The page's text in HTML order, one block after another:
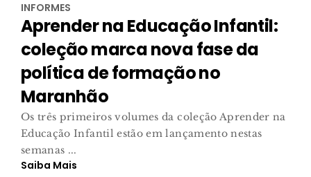
INFORMES
Aprender na Educação Infantil:
coleção marca nova fase da
política de formação no
Maranhão
Os três primeiros volumes da coleção Aprender na
Educação Infantil estão em lançamento nestas
semanas ...
Saiba Mais